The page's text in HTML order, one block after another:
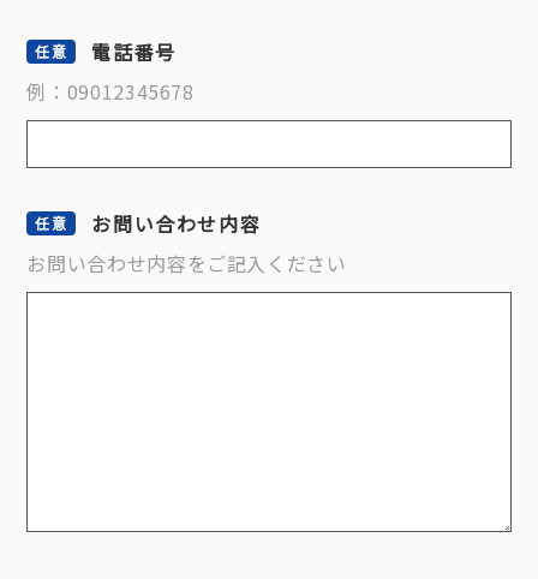
電話番号
例：09012345678
お問い合わせ内容
お問い合わせ内容をご記入ください